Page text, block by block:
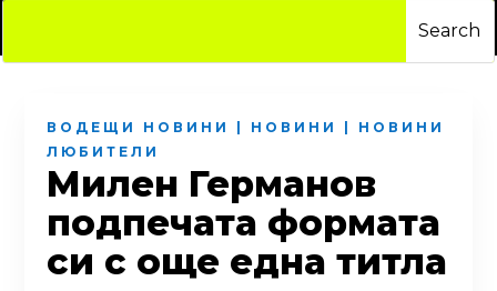
ВОДЕЩИ НОВИНИ НОВИНИ
НОВИНИ
ЛЮБИТЕЛИ
Милен Германов
подпечата формата
си с още една титла